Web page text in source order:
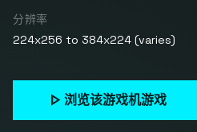
分辨率
224x256 to 384x224 (varies)
play_arrow 浏览该游戏机游戏